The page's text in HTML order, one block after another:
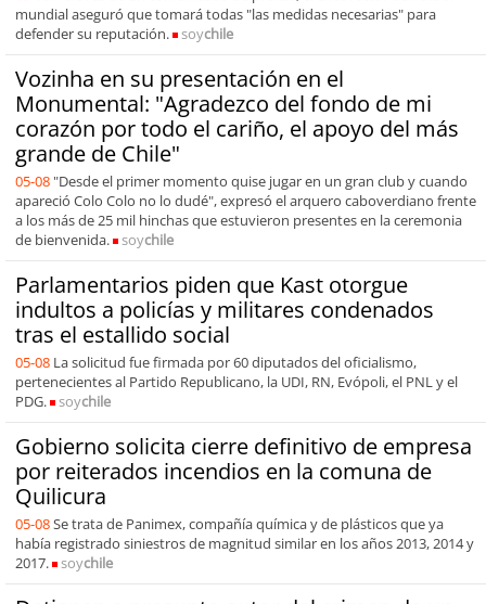
mundial aseguró que tomará todas "las medidas necesarias" para
defender su reputación.
soychile
Vozinha en su presentación en el
Monumental: "Agradezco del fondo de mi
corazón por todo el cariño, el apoyo del más
grande de Chile"
05-08 "Desde el primer momento quise jugar en un gran club y cuando
apareció Colo Colo no lo dudé", expresó el arquero caboverdiano frente
a los más de 25 mil hinchas que estuvieron presentes en la ceremonia
de bienvenida.
soychile
Parlamentarios piden que Kast otorgue
indultos a policías y militares condenados
tras el estallido social
05-08 La solicitud fue firmada por 60 diputados del oficialismo,
pertenecientes al Partido Republicano, la UDI, RN, Evópoli, el PNL y el
PDG.
soychile
Gobierno solicita cierre definitivo de empresa
por reiterados incendios en la comuna de
Quilicura
05-08Se trata de Panimex, compañía química y de plásticos que ya
había registrado siniestros de magnitud similar en los años 2013, 2014 y
2017.
soychile